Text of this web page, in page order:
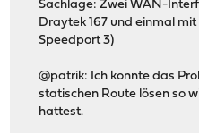
Sachlage: Zwei WAN-
Draytek 167 und einmal
Speedport 3)
@patrik: Ich konnte das
statischen Route lösen so
hattest.